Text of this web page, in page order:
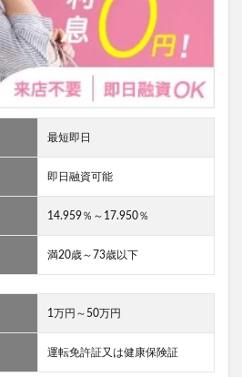
最短即日
即日融資可能
14.959％～17.950％
満20歳～73歳以下
1万円～50万円
運転免許証又は健康保険証